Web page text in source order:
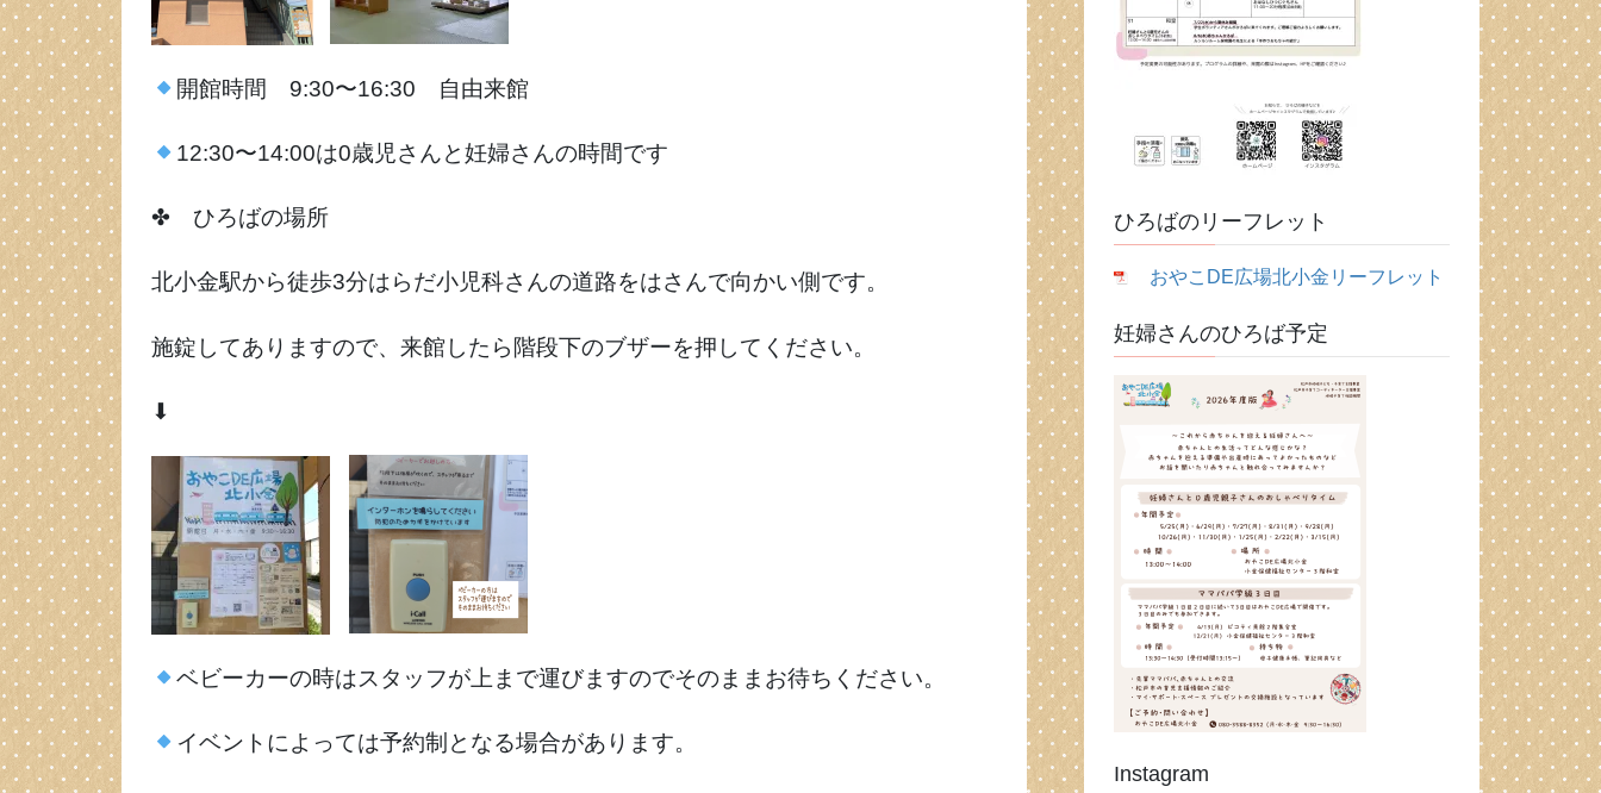
開館時間 9:30〜16:30 自由来館
12:30〜14:00は0歳児さんと妊婦さんの時間です
✤ ひろばの場所
北小金駅から徒歩3分はらだ小児科さんの道路をはさんで向かい側です。
施錠してありますので、来館したら階段下のブザーを押してください。
⬇
ベビーカーの時はスタッフが上まで運びますのでそのままお待ちください。
イベントによっては予約制となる場合があります。
ひろばのリーフレット
おやこDE広場北小金リーフレット
妊婦さんのひろば予定
Instagram